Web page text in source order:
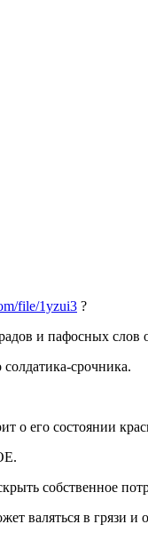
file/1yzui3 ?
и пафосных
срочника.
о его состоянии
собственное
валяться в грязи и